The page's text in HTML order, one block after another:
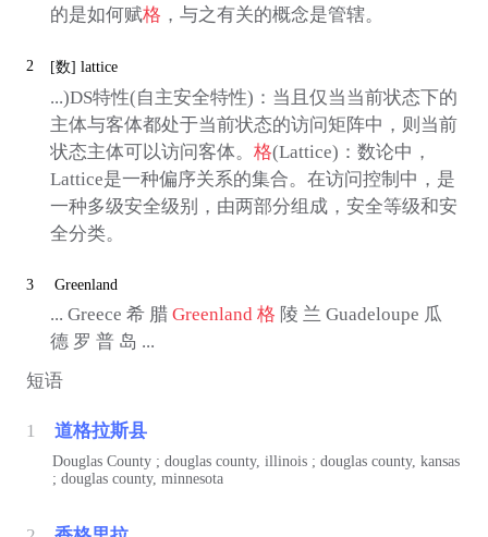
的是如何赋格 ，与之有关的概念是管辖。
2 [数] lattice
...)DS特性(自主安全特性)：当且仅当当前状态下的
主体与客体都处于当前状态的访问矩阵中，则当前
状态主体可以访问客体。 格(Lattice)：数论中，
Lattice是一种偏序关系的集合。在访问控制中，是
一种多级安全级别，由两部分组成，安全等级和安
全分类。
3 Greenland
... Greece 希 腊 Greenland 格 陵 兰 Guadeloupe 瓜
德 罗 普 岛 ...
短语
1 道格拉斯县
Douglas County ; douglas county, illinois ; douglas county, kansas
; douglas county, minnesota